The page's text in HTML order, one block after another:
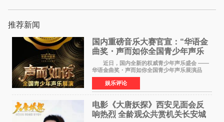
推荐新闻
国内重磅音乐大赛官宣：“华语金
曲奖・声而如你全国青少年声乐
展演” 正式启幕，阿沁出任明星总
评审
近日，国内全新的权威青少年声乐盛会 ——
华语金曲奖・声而如你全国青少年声乐展演品
牌，在湖南长沙隆重举行官宣，国内又一高规格
青少年声乐赛事全面启航。 本赛事由寰宇声
扬联合华语金曲
娱乐评论
电影《大唐妖探》西安见面会反
响热烈 全龄观众共赏机关长安城